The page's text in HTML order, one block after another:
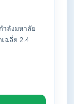
ลังมหาลัย
ฉลี่ย 2.4